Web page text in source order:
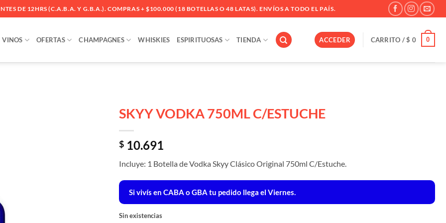
DE 12HRS (C.A.B.A. Y G.B.A.). COMPRAS + $100.000 (18 BOTELLAS O 48 LATAS). ENVÍOS A TODO EL PAÍS.
VINOS OFERTAS CHAMPAGNES WHISKIES ESPIRITUOSAS TIENDA ACCEDER CARRITO /$ 0 0
SKYY VODKA 750ML C/ESTUCHE
$ 10.691
Incluye: 1 Botella de Vodka Skyy Clásico Original 750ml C/Estuche.
Si vivís en CABA o GBA tu pedido llega el Viernes.
Sin existencias